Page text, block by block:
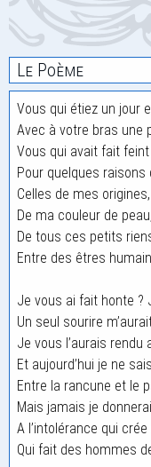
Le Poème
Vous qui étiez un jour
Avec à votre bras une
Vous qui avait fait
Pour quelques raisons
Celles de mes
De ma couleur de
De tous ces petits
Entre des êtres
Je vous ai fait honte ?
Un seul sourire
Je vous l’aurais rendu
Et aujourd’hui je ne
Entre la rancune et le
Mais jamais je
A l’intolérance qui
Qui fait des hommes